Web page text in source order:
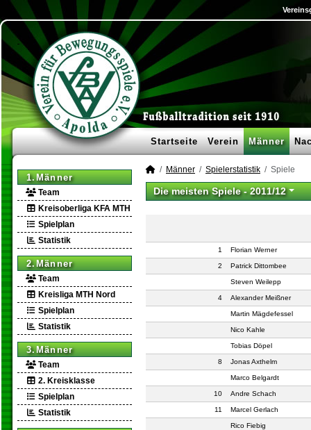
Startseite Verein Männer
1.Männer
Team
Kreisoberliga KFA MTH
Spielplan
Statistik
2.Männer
Team
Kreisliga MTH Nord
Spielplan
Statistik
3.Männer
Team
2. Kreisklasse
Spielplan
Statistik
Männer Spielerstatistik Spiele
Die meisten Spiele -2011/12
1 Florian Werner
2 Patrick Dittombee
Steven Weilepp
4 Alexander Meißner
Martin Mägdefessel
Nico Kahle
Tobias Döpel
8 Jonas Axthelm
Marco Belgardt
10 Andre Schach
11 Marcel Gerlach
Rico Fiebig